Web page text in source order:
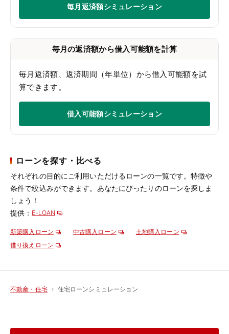
毎月返済額シミュレーション
毎月の返済額から借入可能額を計算
毎月返済額、返済期間（年単位）から借入可能額を試
算できます。
借入可能額シミュレーション
ローンを探す・比べる
それぞれの目的にご利用いただけるローンの一覧です。特徴や
条件で絞込みができます。あなたにぴったりのローンを探しま
しょう！
提供： E-LOAN
新築購入ローン 中古購入ローン
土地購入ローン
借り換えローン
不動産・住宅 住宅ローンシミュレーション